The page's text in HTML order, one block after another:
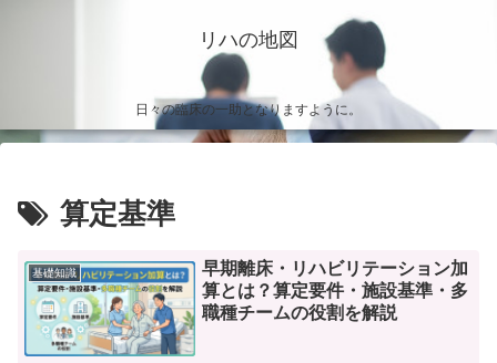
リハの地図
日々の臨床の一助となりますように。
算定基準
基礎知識
早期離床・リハビリテーション加
算とは？算定要件・施設基準・多
職種チームの役割を解説